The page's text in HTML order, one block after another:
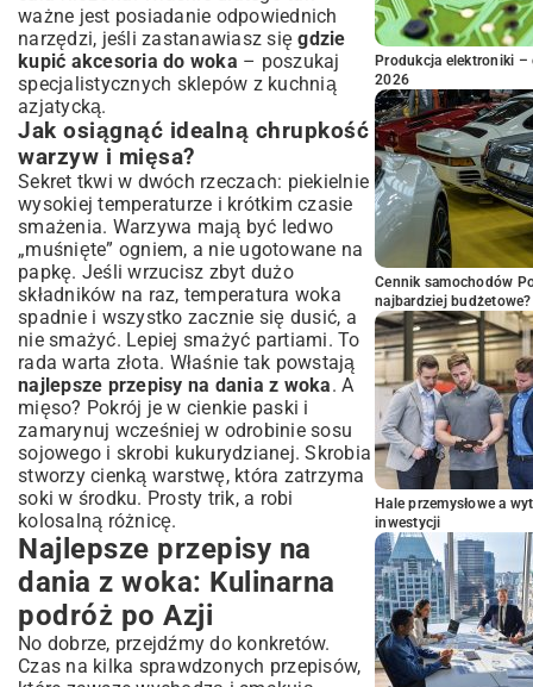
ważne jest posiadanie odpowiednich
narzędzi, jeśli zastanawiasz sięgdzie
kupić akcesoria do woka – poszukaj
specjalistycznych sklepów z kuchnią
azjatycką.
Jak osiągnąć idealną chrupkość
warzyw i mięsa?
Sekret tkwi w dwóch rzeczach: piekielnie
wysokiej temperaturze i krótkim czasie
smażenia. Warzywa mają być ledwo
„muśnięte” ogniem, a nie ugotowane na
papkę. Jeśli wrzucisz zbyt dużo
składników na raz, temperatura woka
spadnie i wszystko zacznie się dusić, a
nie smażyć. Lepiej smażyć partiami. To
rada warta złota. Właśnie tak powstają
najlepsze przepisy na dania z woka. A
mięso? Pokrój je w cienkie paski i
zamarynuj wcześniej w odrobinie sosu
sojowego i skrobi kukurydzianej. Skrobia
stworzy cienką warstwę, która zatrzyma
soki w środku. Prosty trik, a robi
kolosalną różnicę.
Najlepsze przepisy na
dania z woka: Kulinarna
podróż po Azji
No dobrze, przejdźmy do konkretów.
Czas na kilka sprawdzonych przepisów,
Produkcja elektroniki –
2026
Cennik samochodów
najbardziej budżetowe?
Hale przemysłowe a
inwestycji